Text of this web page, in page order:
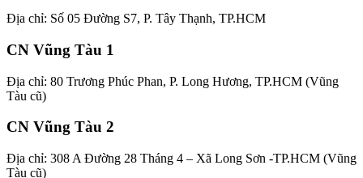
Địa chỉ: Số 05 Đường S7, P. Tây Thạnh, TP.HCM
CN Vũng Tàu 1
Địa chỉ: 80 Trương Phúc Phan, P. Long Hương, TP.HCM (Vũng
Tàu cũ)
CN Vũng Tàu 2
Địa chỉ: 308 A Đường 28 Tháng 4 – Xã Long Sơn -TP.HCM (Vũng
Tàu cũ)